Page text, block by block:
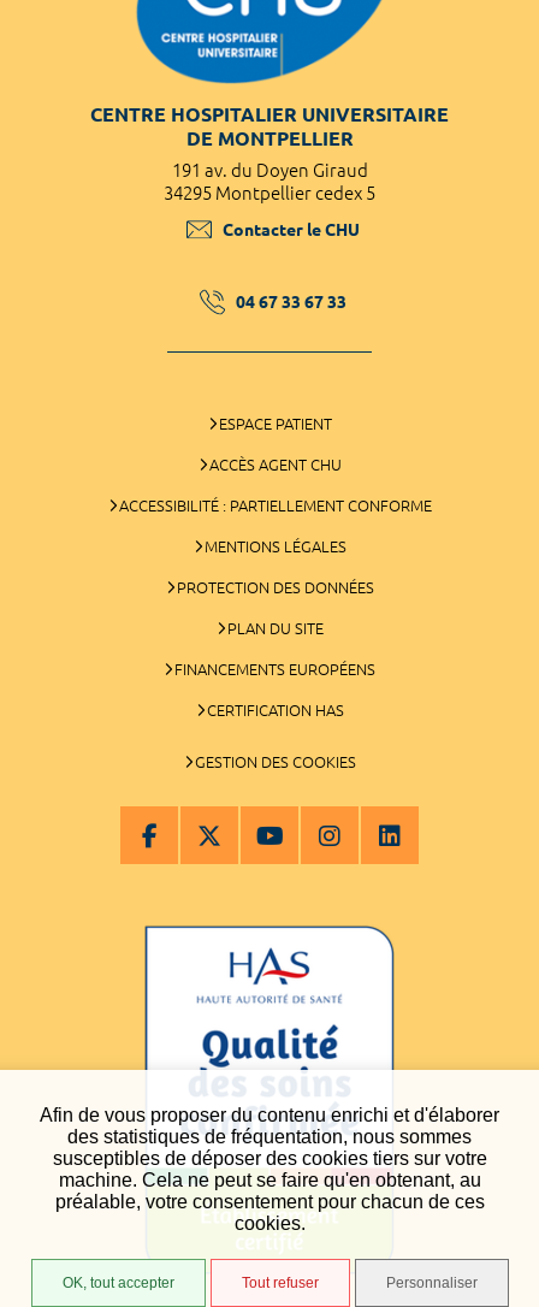
Afin de vous proposer du contenu enrichi et d'élaborer
des statistiques de fréquentation, nous sommes
susceptibles de déposer des cookies tiers sur votre
machine. Cela ne peut se faire qu'en obtenant, au
préalable, votre consentement pour chacun de ces
cookies.
OK, tout accepter Tout refuser Personnaliser
CENTRE HOSPITALIER UNIVERSITAIRE
DE MONTPELLIER
191 av. du Doyen Giraud
34295 Montpellier cedex 5
Contacter le CHU
04 67 33 67 33
ESPACE PATIENT
ACCÈS AGENT CHU
ACCESSIBILITÉ : PARTIELLEMENT CONFORME
MENTIONS LÉGALES
PROTECTION DES DONNÉES
PLAN DU SITE
FINANCEMENTS EUROPÉENS
CERTIFICATION HAS
GESTION DES COOKIES